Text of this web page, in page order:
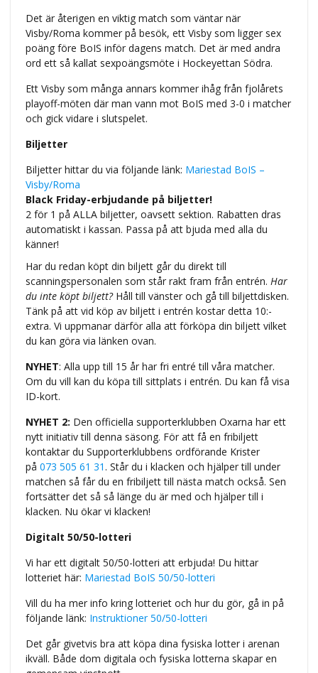
Det är återigen en viktig match som väntar när
Visby/Roma kommer på besök, ett Visby som ligger sex
poäng före BoIS inför dagens match. Det är med andra
ord ett så kallat sexpoängsmöte i Hockeyettan Södra.
Ett Visby som många annars kommer ihåg från fjolårets
playoff-möten där man vann mot BoIS med 3-0 i matcher
och gick vidare i slutspelet.
Biljetter
Biljetter hittar du via följande länk: Mariestad BoIS –
Visby/Roma
Black Friday-erbjudande på biljetter!
2 för 1 på ALLA biljetter, oavsett sektion. Rabatten dras
automatiskt i kassan. Passa på att bjuda med alla du
känner!
Har du redan köpt din biljett går du direkt till
scanningspersonalen som står rakt fram från entrén. Har
du inte köpt biljett?Håll till vänster och gå till biljettdisken.
Tänk på att vid köp av biljett i entrén kostar detta 10:-
extra. Vi uppmanar därför alla att förköpa din biljett vilket
du kan göra via länken ovan.
NYHET: Alla upp till 15 år har fri entré till våra matcher.
Om du vill kan du köpa till sittplats i entrén. Du kan få visa
ID-kort.
NYHET 2: Den officiella supporterklubben Oxarna har ett
nytt initiativ till denna säsong. För att få en fribiljett
kontaktar du Supporterklubbens ordförande Krister
på 073 505 61 31 . Står du i klacken och hjälper till under
matchen så får du en fribiljett till nästa match också. Sen
fortsätter det så så länge du är med och hjälper till i
klacken. Nu ökar vi klacken!
Digitalt 50/50-lotteri
Vi har ett digitalt 50/50-lotteri att erbjuda! Du hittar
lotteriet här: Mariestad BoIS 50/50-lotteri
Vill du ha mer info kring lotteriet och hur du gör, gå in på
följande länk: Instruktioner 50/50-lotteri
Det går givetvis bra att köpa dina fysiska lotter i arenan
ikväll. Både dom digitala och fysiska lotterna skapar en